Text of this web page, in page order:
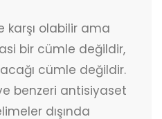
karşı olabilir ama
bir cümle değildir,
cümle değildir.
benzeri antisiyaset
dışında